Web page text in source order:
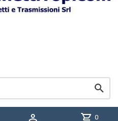

 shopping_cart 0